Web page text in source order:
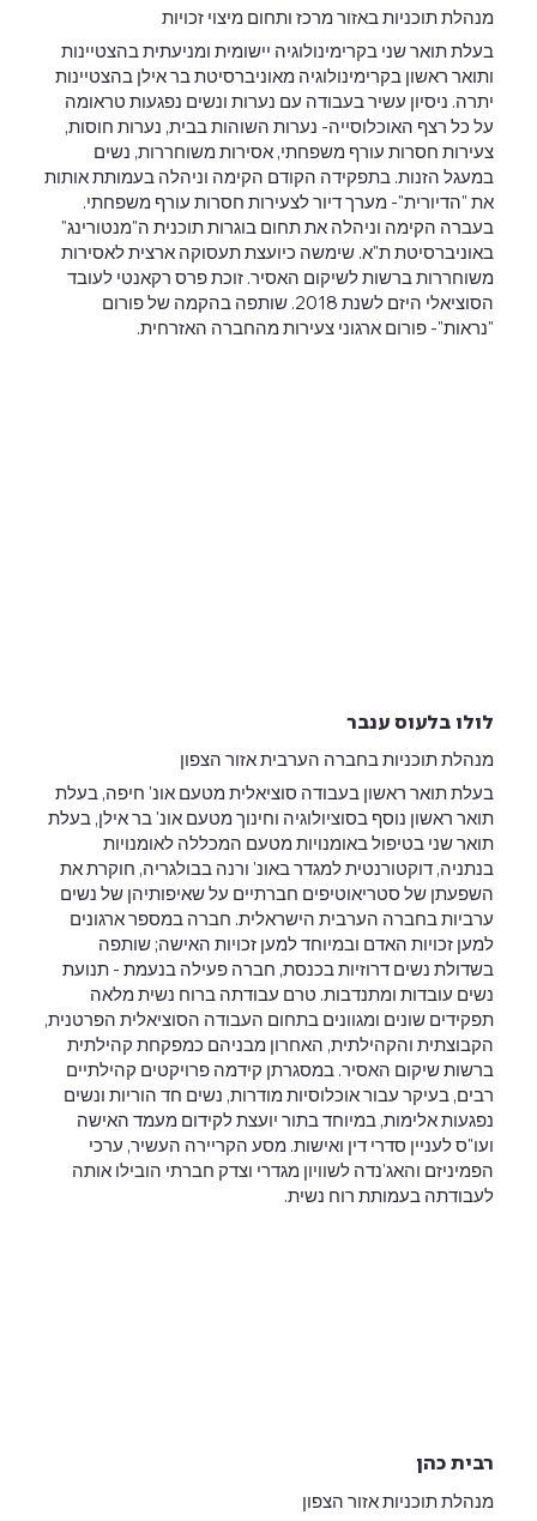
מנהלת תוכניות באזור מרכז ותחום מיצוי זכויות
בעלת תואר שני בקרימינולוגיה יישומית ומניעתית בהצטיינות
ותואר ראשון בקרימינולוגיה מאוניברסיטת בר אילן בהצטיינות
יתרה. ניסיון עשיר בעבודה עם נערות ונשים נפגעות טראומה
על כל רצף האוכלוסייה- נערות השוהות בבית, נערות חוסות,
צעירות חסרות עורף משפחתי, אסירות משוחררות, נשים
במעגל הזנות. בתפקידה הקודם הקימה וניהלה בעמותת אותות
את "הדיורית"- מערך דיור לצעירות חסרות עורף משפחתי.
בעברה הקימה וניהלה את תחום בוגרות תוכנית ה"מנטורינג"
באוניברסיטת ת"א. שימשה כיועצת תעסוקה ארצית לאסירות
משוחררות ברשות לשיקום האסיר. זוכת פרס רקאנטי לעובד
הסוציאלי היזם לשנת 2018. שותפה בהקמה של פורום
"נראות"- פורום ארגוני צעירות מהחברה האזרחית.
לולו בלעוס ענבר
מנהלת תוכניות בחברה הערבית אזור הצפון
בעלת תואר ראשון בעבודה סוציאלית מטעם אונ' חיפה, בעלת
תואר ראשון נוסף בסוציולוגיה וחינוך מטעם אונ' בר אילן, בעלת
תואר שני בטיפול באומנויות מטעם המכללה לאומנויות
בנתניה, דוקטורנטית למגדר באונ' ורנה בבולגריה, חוקרת את
השפעתן של סטריאוטיפים חברתיים על שאיפותיהן של נשים
ערביות בחברה הערבית הישראלית. חברה במספר ארגונים
למען זכויות האדם ובמיוחד למען זכויות האישה; שותפה
בשדולת נשים דרוזיות בכנסת, חברה פעילה בנעמת - תנועת
נשים עובדות ומתנדבות. טרם עבודתה ברוח נשית מלאה
תפקידים שונים ומגוונים בתחום העבודה הסוציאלית הפרטנית,
הקבוצתית והקהילתית, האחרון מבניהם כמפקחת קהילתית
ברשות שיקום האסיר. במסגרתן קידמה פרויקטים קהילתיים
רבים, בעיקר עבור אוכלוסיות מודרות, נשים חד הוריות ונשים
נפגעות אלימות, במיוחד בתור יועצת לקידום מעמד האישה
ועו"ס לעניין סדרי דין ואישות. מסע הקריירה העשיר, ערכי
הפמיניזם והאג'נדה לשוויון מגדרי וצדק חברתי הובילו אותה
לעבודתה בעמותת רוח נשית.
רבית כהן
מנהלת תוכניות אזור הצפון